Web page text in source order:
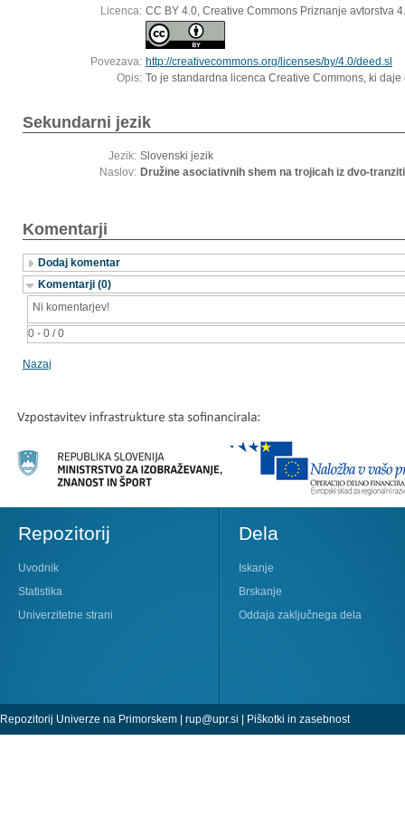
Licenca: CC BY 4.0, Creative Commons Priznanje avtorstva
Povezava: http://creativecommons.org/licenses/by/4.0/deed.sl
Opis: To je standardna licenca Creative Commons, ki
Sekundarni jezik
Jezik: Slovenski jezik
Naslov: Družine asociativnih shem na trojicah iz dvo-
Komentarji
Dodaj komentar
Komentarji (0)
0 - 0 / 0
Ni komentarjev!
Nazaj
Repozitorij
Uvodnik
Statistika
Univerzitetne strani
Dela
Iskanje
Brskanje
Oddaja zaključnega dela
Repozitorij Univerze na Primorskem | rup@upr.si Piškotki in zasebnost